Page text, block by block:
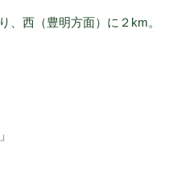
、西（豊明方面）に２km。